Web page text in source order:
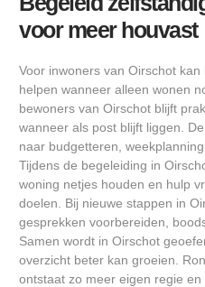
voor meer houvast
Voor inwoners van Oirschot
helpen wanneer alleen wonen
bewoners van Oirschot blijft
wanneer als post blijft liggen.
naar budgetteren,
Tijdens de begeleiding in
woning netjes houden en hulp
doelen. Bij nieuwe stappen in
gesprekken voorbereiden,
Samen wordt in Oirschot
overzicht beter kan groeien.
ontstaat zo meer eigen regie